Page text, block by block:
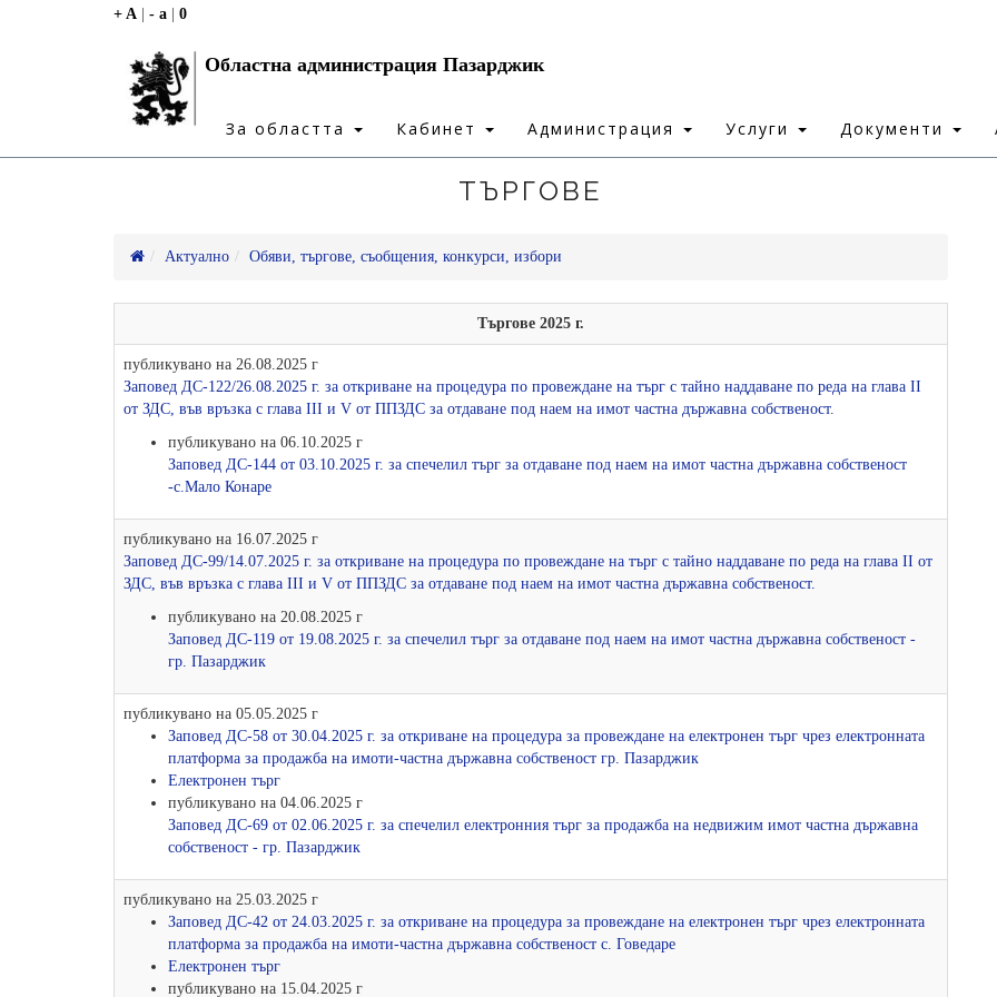
+ A - a 0
Областна администрация Пазарджик
За областта Кабинет Администрация Услуги Документи
ТЪРГОВЕ
Актуално Обяви, търгове, съобщения, конкурси, избори
Търгове 2025 г.
публикувано на 26.08.2025 г
Заповед ДС-122/26.08.2025 г. за откриване на процедура по провежданe на търг с тайно наддаване по реда на глава ІІ
от ЗДС, във връзка с глава ІІІ и V от ППЗДС за отдаване под наем на имот частна държавна собственост.
публикувано на 06.10.2025 г
Заповед ДС-144 от 03.10.2025 г. за спечелил търг за отдаване под наем на имот частна държавна собственост
-с.Мало Конаре
публикувано на 16.07.2025 г
Заповед ДС-99/14.07.2025 г. за откриване на процедура по провеждане на търг с тайно наддаване по реда на глава ІІ от
ЗДС, във връзка с глава ІІІ и V от ППЗДС за отдаване под наем на имот частна държавна собственост.
публикувано на 20.08.2025 г
Заповед ДС-119 от 19.08.2025 г. за спечелил търг за отдаване под наем на имот частна държавна собственост -
гр. Пазарджик
публикувано на 05.05.2025 г
Заповед ДС-58 от 30.04.2025 г. за откриване на процедура за провеждане на електронен търг чрез електронната
платформа за продажба на имоти-частна държавна собственост гр. Пазарджик
Електронен търг
публикувано на 04.06.2025 г
Заповед ДС-69 от 02.06.2025 г. за спечелил електронния търг за продажба на недвижим имот частна държавна
собственост - гр. Пазарджик
публикувано на 25.03.2025 г
Заповед ДС-42 от 24.03.2025 г. за откриване на процедура за провеждане на електронен търг чрез електронната
платформа за продажба на имоти-частна държавна собственост с. Говедаре
Електронен търг
публикувано на 15.04.2025 г